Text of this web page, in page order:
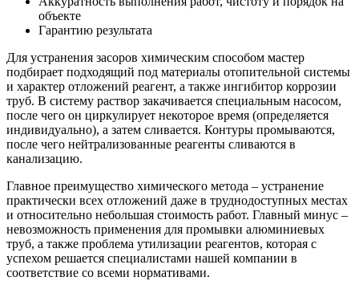
объекте
Гарантию результата
Для устранения засоров химическим способом мастер
подбирает подходящий под материалы отопительной системы
и характер отложений реагент, а также ингибитор коррозии
труб. В систему раствор закачивается специальным насосом,
после чего он циркулирует некоторое время (определяется
индивидуально), а затем сливается. Контуры промываются,
после чего нейтрализованные реагенты сливаются в
канализацию.
Главное преимущество химического метода – устранение
практически всех отложений даже в труднодоступных местах
и относительно небольшая стоимость работ. Главный минус –
невозможность применения для промывки алюминиевых
труб, а также проблема утилизации реагентов, которая с
успехом решается специалистами нашей компании в
соответствие со всеми нормативами.